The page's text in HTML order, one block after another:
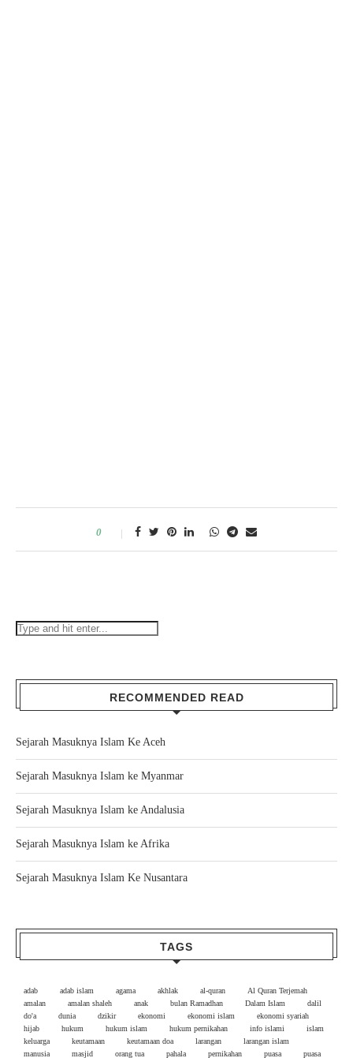
0
RECOMMENDED READ
Sejarah Masuknya Islam Ke Aceh
Sejarah Masuknya Islam ke Myanmar
Sejarah Masuknya Islam ke Andalusia
Sejarah Masuknya Islam ke Afrika
Sejarah Masuknya Islam Ke Nusantara
TAGS
adab adab islam agama akhlak al-quran
Al Quran Terjemah
amalan
amalan shaleh anak bulan Ramadhan Dalam Islam
dalil
do'a
dunia dzikir ekonomi ekonomi islam
ekonomi syariah
hijab
hukum hukum islam hukum pernikahan info islami
islam
keluarga
keutamaan keutamaan doa larangan
larangan islam
manusia
masjid orang tua pahala pernikahan puasa puasa